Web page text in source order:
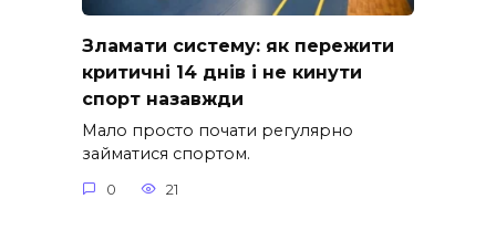
Зламати систему: як пережити
критичні 14 днів і не кинути
спорт назавжди
Мало просто почати регулярно
займатися спортом.
0 21